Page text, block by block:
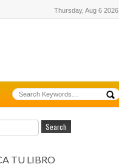
Thursday, Aug 6 2026
TU LIBRO